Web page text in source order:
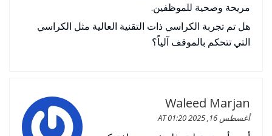
مريحة وصحية للموظفين.
هل تم تجربة الكراسي ذات التقنية العالية مثل الكراسي
التي تتحكم بالموقف آلياً؟
Waleed Marjan
أغسطس 16, 2025 AT 01:20